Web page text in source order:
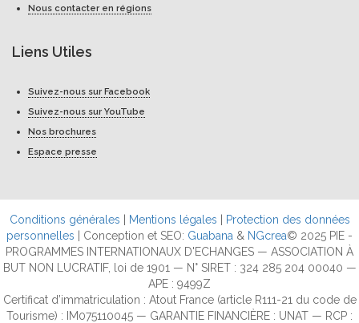
Nous contacter en régions
Liens Utiles
Suivez-nous sur Facebook
Suivez-nous sur YouTube
Nos brochures
Espace presse
Conditions générales Mentions légales
Protection des données
personnelles | Conception et SEO: Guabana & NGcrea© 2025 PIE -
PROGRAMMES INTERNATIONAUX D'ECHANGES — ASSOCIATION À
BUT NON LUCRATIF, loi de 1901 — N° SIRET : 324 285 204 00040 —
APE : 9499Z
Certificat d’immatriculation : Atout France (article R111-21 du code de
Tourisme) : IM075110045 — GARANTIE FINANCIÈRE : UNAT — RCP :